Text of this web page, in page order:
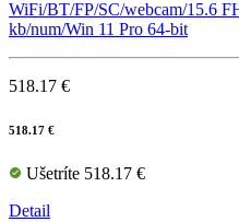
WiFi/BT/FP/SC/webcam/15.6
kb/num/Win 11 Pro 64-bit
518.17 €
518.17 €
Ušetríte 518.17 €
Detail